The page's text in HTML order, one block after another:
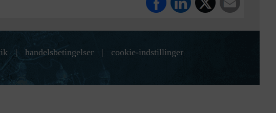
| handelsbetingelser | cookie-indstillinger